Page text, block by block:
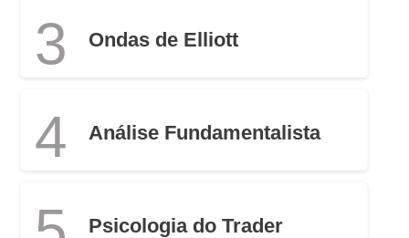
3 Ondas de Elliott
4 Análise Fundamentalista
Psicologia do Trader